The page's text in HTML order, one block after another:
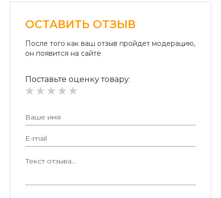
ОСТАВИТЬ ОТЗЫВ
После того как ваш отзыв пройдет модерацию,
он появится на сайте
Поставьте оценку товару: